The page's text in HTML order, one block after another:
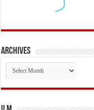
Archives
Archives